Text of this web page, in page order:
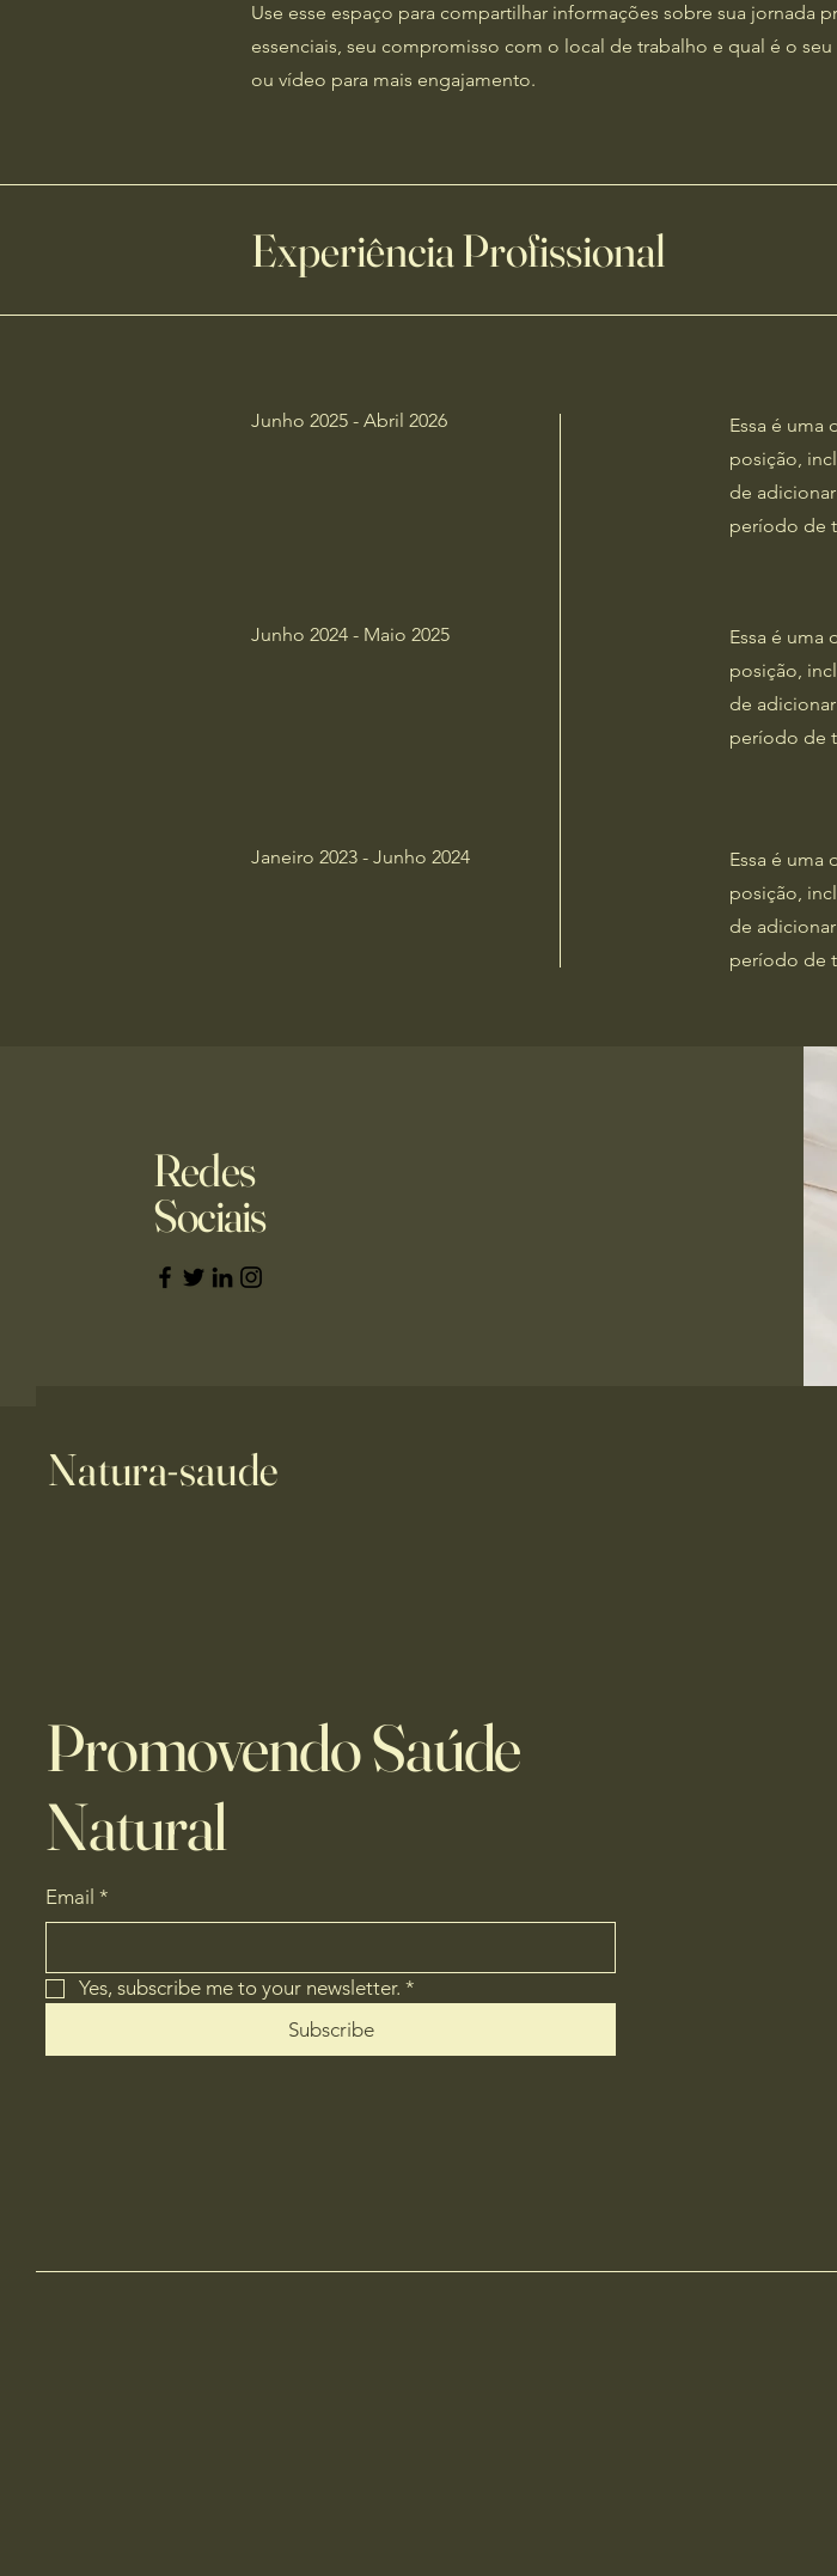
Use esse espaço para compartilhar informações sobre sua jornada
essenciais, seu compromisso com o local de trabalho e qual é o
ou vídeo para mais engajamento.
Experiência Profissional
​Junho 2025 - Abril 2026
​Junho 2024 - Maio 2025
​Janeiro 2023 - Junho 2024
​Essa é uma
posição,
de
período de
​Essa é uma
posição,
de
período de
​Essa é uma
posição,
de
período de
Redes
Sociais
Natura-saude
Promovendo Saúde
Natural
Email *
Yes, subscribe me to your newsletter. *
Subscribe